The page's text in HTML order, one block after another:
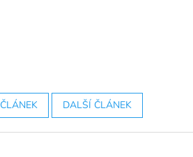
DALŠÍ ČLÁNEK